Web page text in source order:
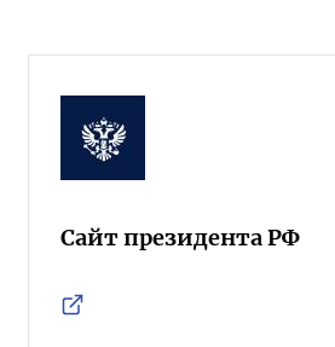
Сайт президента РФ